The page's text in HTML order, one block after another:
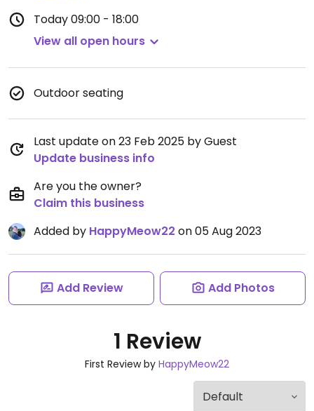
Today09:00 - 18:00
View all open hours
Outdoor seating
Last update on 23 Feb 2025 by Guest
Update business info
Are you the owner?
Claim this business
Added by HappyMeow22 on 05 Aug 2023
Add Review Add Photos
1 Review
First Review by HappyMeow22